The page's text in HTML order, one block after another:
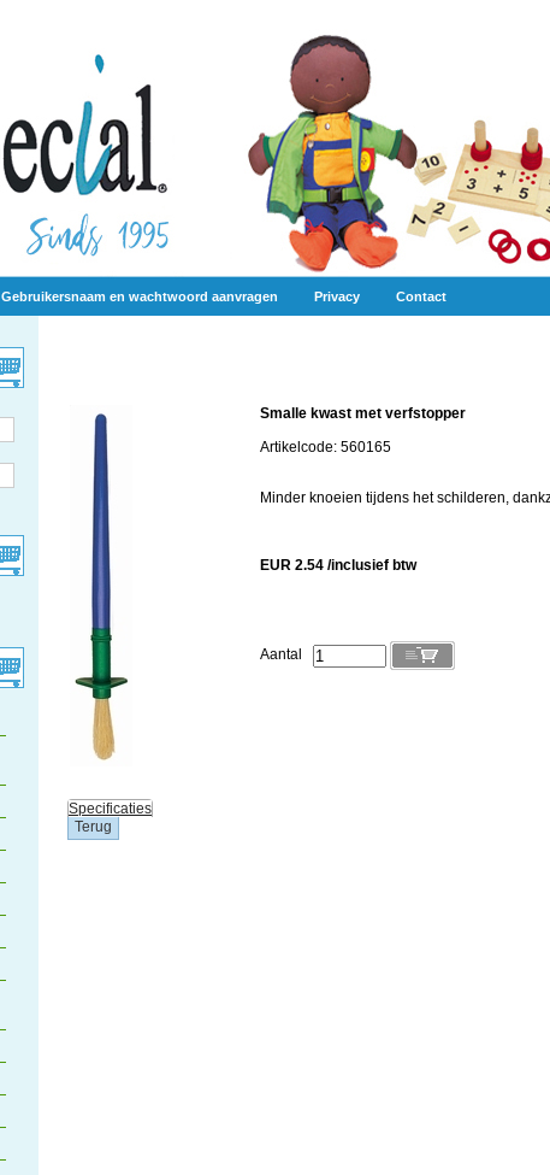
Gebruikersnaam en wachtwoord aanvragen Privacy Contact
Smalle kwast met verfstopper
Artikelcode: 560165
Minder knoeien tijdens het schilderen,
EUR 2.54 /inclusief btw
Aantal
Specificaties